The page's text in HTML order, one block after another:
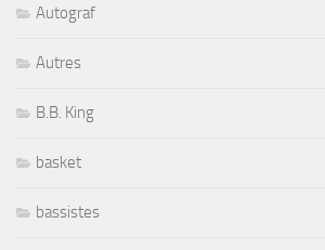
Autograf
Autres
B.B. King
basket
bassistes